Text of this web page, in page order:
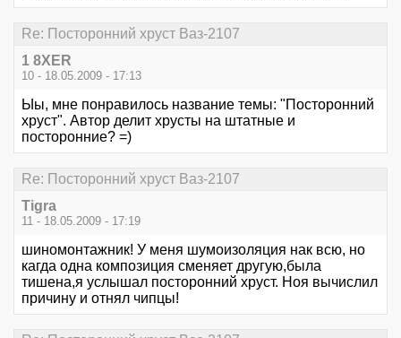
Re: Посторонний хруст Ваз-2107
1 8XER
10 - 18.05.2009 - 17:13
Ыы, мне понравилось название темы: "Посторонний
хруст". Автор делит хрусты на штатные и
посторонние? =)
Re: Посторонний хруст Ваз-2107
Tigra
11 - 18.05.2009 - 17:19
шиномонтажник! У меня шумоизоляция нак всю, но
кагда одна композиция сменяет другую,была
тишена,я услышал посторонний хруст. Ноя вычислил
причину и отнял чипцы!